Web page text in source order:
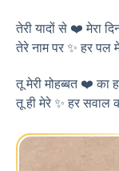
तेरी यादों से ❤️ मेरा
तेरे नाम पर ✨ हर पल
तू मेरी मोहब्बत ❤️ का
तू ही मेरे ✨ हर सवाल